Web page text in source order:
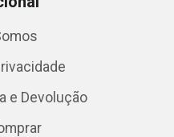
e Devolução